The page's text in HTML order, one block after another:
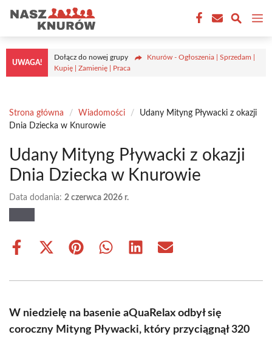
treści
UWAGA!
Dołącz do nowej grupy
Knurów - Ogłoszenia | Sprzedam |
Kupię | Zamienię | Praca
Strona główna / Wiadomości /
Udany Mityng Pływacki z okazji
Dnia Dziecka w Knurowie
Udany Mityng Pływacki z okazji
Dnia Dziecka w Knurowie
Data dodania: 2 czerwca 2026 r.
Share
Share
(Twitter)
Share Share Share Share
W niedzielę na basenie aQuaRelax odbył się
coroczny Mityng Pływacki, który przyciągnął 320